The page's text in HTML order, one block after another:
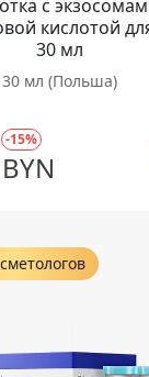
с
кислотой
30 мл
30 мл (Польша)
-15%
BYN